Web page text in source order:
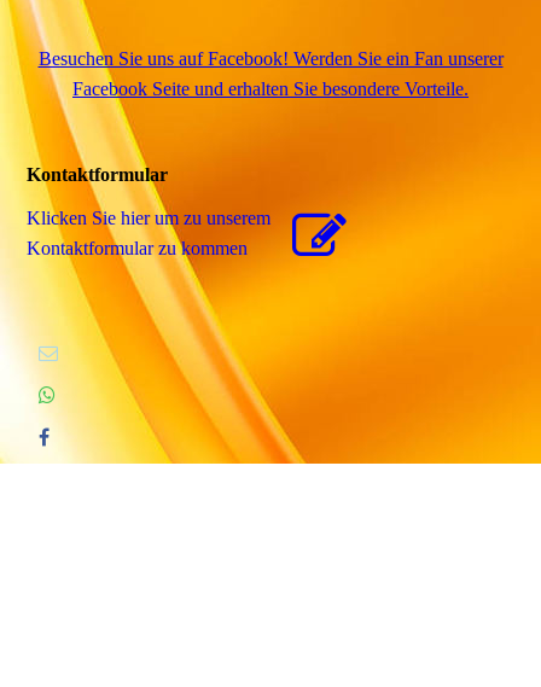
Besuchen Sie uns auf Facebook! Werden Sie ein Fan unserer
Facebook Seite und erhalten Sie besondere Vorteile.
Kontaktformular
Klicken Sie hier um zu unserem
Kon­takt­for­mu­lar zu kommen